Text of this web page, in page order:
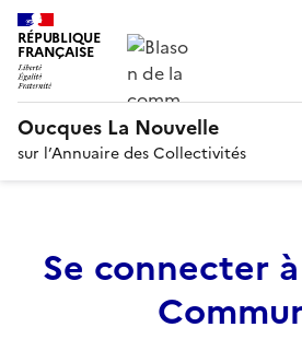
RÉPUBLIQUE
FRANÇAISE
Oucques La Nouvelle
sur l’Annuaire des Collectivités
Se connecter